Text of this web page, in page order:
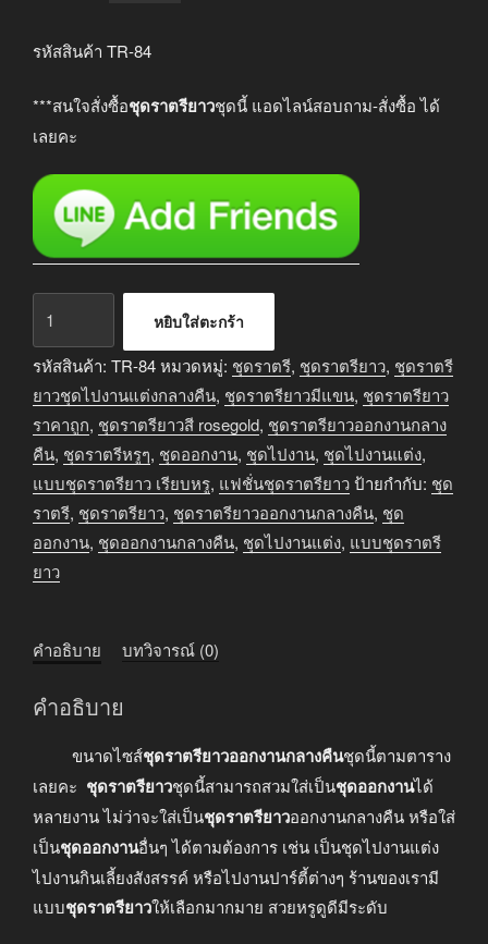
was:
รหัสสินค้า TR-84
***สนใจสั่งซื้อชุดราตรียาวชุดนี้ แอดไลน์สอบถาม-สั่งซื้อ ได้
เลยคะ
ราตรี
ยาว
ออกงาน
กลาง
คืน
ชุด
ออกงาน
เข้า
แขน
ชิ้น
หยิบใส่ตะกร้า
รหัสสินค้า: TR-84หมวดหมู่: ชุดราตรี, ชุดราตรียาว, ชุดราตรี
ยาวชุดไปงานแต่งกลางคืน, ชุดราตรียาวมีแขน, ชุดราตรียาว
ราคาถูก, ชุดราตรียาวสี rosegold, ชุดราตรียาวออกงานกลาง
คืน, ชุดราตรีหรูๆ, ชุดออกงาน, ชุดไปงาน, ชุดไปงานแต่ง,
แบบชุดราตรียาว เรียบหรู, แฟชั่นชุดราตรียาวป้ายกำกับ: ชุด
ราตรี, ชุดราตรียาว, ชุดราตรียาวออกงานกลางคืน, ชุด
ออกงาน, ชุดออกงานกลางคืน, ชุดไปงานแต่ง, แบบชุดราตรี
ยาว
คำอธิบาย บทวิจารณ์ (0)
คำอธิบาย
ขนาดไซส์ชุดราตรียาวออกงานกลางคืนชุดนี้ตามตาราง
เลยคะ ชุดราตรียาวชุดนี้สามารถสวมใส่เป็นชุดออกงานได้
หลายงาน ไม่ว่าจะใส่เป็นชุดราตรียาวออกงานกลางคืน หรือใส่
เป็นชุดออกงานอื่นๆ ได้ตามต้องการ เช่น เป็นชุดไปงานแต่ง
ไปงานกินเลี้ยงสังสรรค์ หรือไปงานปาร์ตี้ต่างๆ ร้านของเรามี
แบบชุดราตรียาวให้เลือกมากมาย สวยหรูดูดีมีระดับ